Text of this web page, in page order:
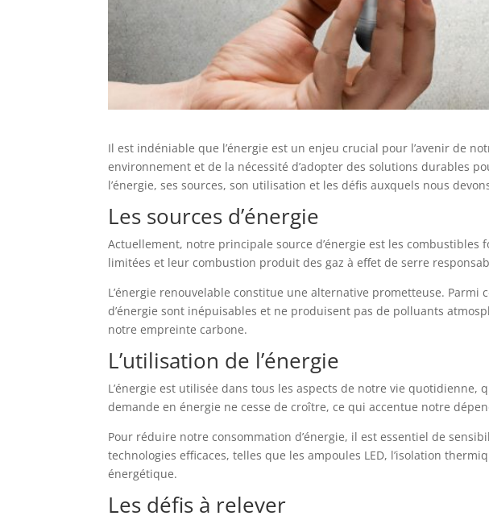
Il est indéniable que l’énergie est un enjeu crucial pour l’avenir de
environnement et de la nécessité d’adopter des solutions durables
l’énergie, ses sources, son utilisation et les défis auxquels nous
Les sources d’énergie
Actuellement, notre principale source d’énergie est les
limitées et leur combustion produit des gaz à effet de serre
L’énergie renouvelable constitue une alternative prometteuse.
d’énergie sont inépuisables et ne produisent pas de polluants
notre empreinte carbone.
L’utilisation de l’énergie
L’énergie est utilisée dans tous les aspects de notre vie
demande en énergie ne cesse de croître, ce qui accentue notre
Pour réduire notre consommation d’énergie, il est essentiel de
technologies efficaces, telles que les ampoules LED, l’isolation
énergétique.
Les défis à relever